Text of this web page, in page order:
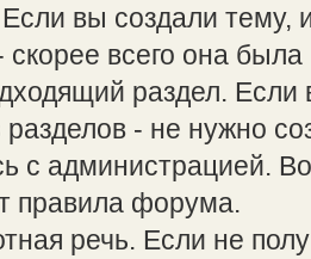
вы создали тему,
скорее всего она
раздел.
- не нужно
с администрацией.
правила форума.
речь. Если не